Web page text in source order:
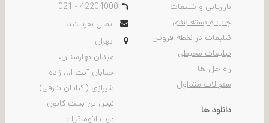
بازاریابی و تبلیغات
چاپ و بسته بندی
تبلیغات در نقطه فروش
تبلیغات محیطی
راه حل ها
سئوالات متداول
021 - 42204000
ایمیل بفرستید
تهران
ميدان بهارستان،
خيابان آیت ا... زاده
شیرازی (اكباتان شرقي)
نبش بن بست كانون
درب اتوماتيك
دانلود ها